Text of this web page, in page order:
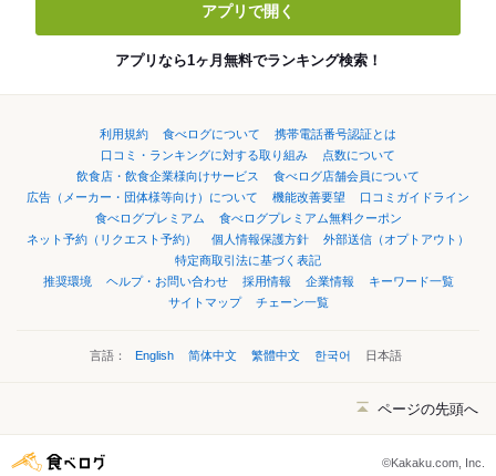
アプリで開く
アプリなら1ヶ月無料でランキング検索！
利用規約 食べログについて
携帯電話番号認証とは
口コミ・ランキングに対する取り組み
点数について
飲食店・飲食企業様向けサービス
食べログ店舗会員について
広告（メーカー・団体様等向け）について
機能改善要望
口コミガイドライン
食べログプレミアム
食べログプレミアム無料クーポン
ネット予約（リクエスト予約）
個人情報保護方針
外部送信（オプトアウト）
特定商取引法に基づく表記
推奨環境
ヘルプ・お問い合わせ 採用情報 企業情報
キーワード一覧
サイトマップ
チェーン一覧
言語： English 简体中文 繁體中文 한국어 日本語
ページの先頭へ
©Kakaku.com, Inc.